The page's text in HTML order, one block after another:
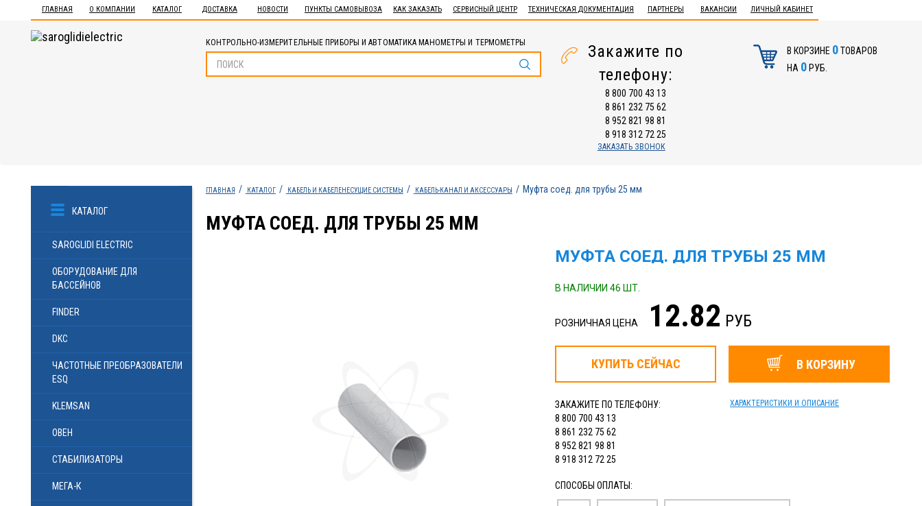
ГЛАВНАЯ О КОМПАНИИ КАТАЛОГ ДОСТАВКА НОВОСТИ ПУНКТЫ САМОВЫВОЗА КАК ЗАКАЗАТЬ СЕРВИСНЫЙ ЦЕНТР ТЕХНИЧЕСКАЯ ДОКУМЕНТАЦИЯ ПАРТНЕРЫ ВАКАНСИИ ЛИЧНЫЙ КАБИНЕТ
КОНТРОЛЬНО-ИЗМЕРИТЕЛЬНЫЕ ПРИБОРЫ И АВТОМАТИКА МАНОМЕТРЫ И ТЕРМОМЕТРЫ
Закажите по
телефону:
8 800 700 43 13
8 861 232 75 62
8 952 821 98 81
8 918 312 72 25
ЗАКАЗАТЬ ЗВОНОК
В КОРЗИНЕ 0ТОВАРОВ
НА 0РУБ.
КАТАЛОГ
SAROGLIDI ELECTRIC
ОБОРУДОВАНИЕ ДЛЯ
БАССЕЙНОВ
FINDER
DKC
ЧАСТОТНЫЕ ПРЕОБРАЗОВАТЕЛИ
ESQ
KLEMSAN
ОВЕН
СТАБИЛИЗАТОРЫ
МЕГА-К
ГЛАВНАЯ КАТАЛОГ КАБЕЛЬ И КАБЕЛЕНЕСУЩИЕ СИСТЕМЫ КАБЕЛЬ-КАНАЛ И АКСЕССУАРЫ Муфта соед. для трубы 25 мм
МУФТА СОЕД. ДЛЯ ТРУБЫ 25 ММ
МУФТА СОЕД. ДЛЯ ТРУБЫ 25 ММ
В НАЛИЧИИ 46 ШТ.
РОЗНИЧНАЯ ЦЕНА 12.82 РУБ
КУПИТЬ СЕЙЧАС В КОРЗИНУ
ЗАКАЖИТЕ ПО ТЕЛЕФОНУ:
8 800 700 43 13
8 861 232 75 62
8 952 821 98 81
8 918 312 72 25
ХАРАКТЕРИСТИКИ И ОПИСАНИЕ
СПОСОБЫ ОПЛАТЫ: